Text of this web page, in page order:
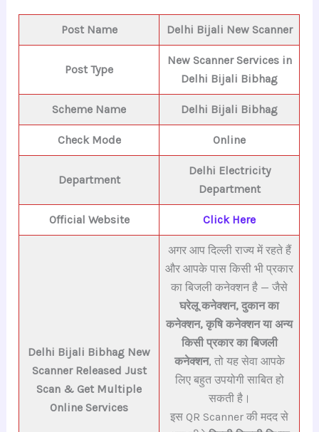
Post Name Delhi Bijali New Scanner
Post Type
New Scanner Services in
Delhi Bijali Bibhag
Scheme Name Delhi Bijali Bibhag
Check Mode Online
Department
Delhi Electricity
Department
Official Website Click Here
Delhi Bijali Bibhag New
Scanner Released Just
Scan & Get Multiple
Online Services
अगर आप दिल्ली राज्य में रहते हैं
और आपके पास किसी भी प्रकार
का बिजली कनेक्शन है — जैसे
घरेलू कनेक्शन, दुकान का
कनेक्शन, कृषि कनेक्शन या अन्य
किसी प्रकार का बिजली
कनेक्शन, तो यह सेवा आपके
लिए बहुत उपयोगी साबित हो
सकती है।
इस QR Scanner की मदद से